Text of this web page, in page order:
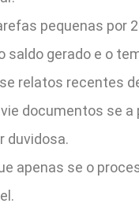
pequenas por
saldo gerado e o
relatos recentes
documentos se
duvidosa.
apenas se o